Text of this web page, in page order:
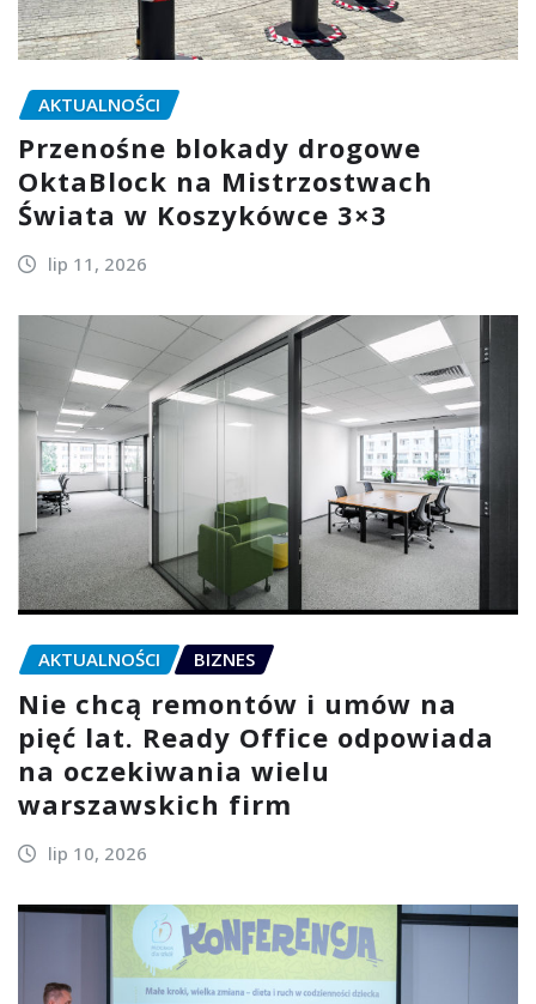
AKTUALNOŚCI
Przenośne blokady drogowe
OktaBlock na Mistrzostwach
Świata w Koszykówce 3×3
lip 11, 2026
AKTUALNOŚCI BIZNES
Nie chcą remontów i umów na
pięć lat. Ready Office odpowiada
na oczekiwania wielu
warszawskich firm
lip 10, 2026